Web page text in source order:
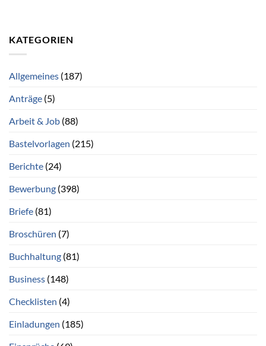
KATEGORIEN
Allgemeines (187)
Anträge (5)
Arbeit & Job (88)
Bastelvorlagen (215)
Berichte (24)
Bewerbung (398)
Briefe (81)
Broschüren (7)
Buchhaltung (81)
Business (148)
Checklisten (4)
Einladungen (185)